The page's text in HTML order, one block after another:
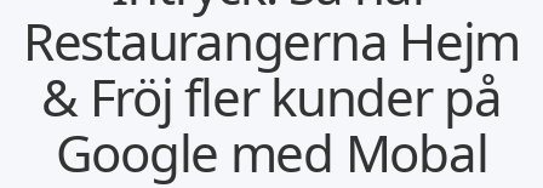
Restaurangerna Hejm
& Fröj fler kunder på
Google med Mobal